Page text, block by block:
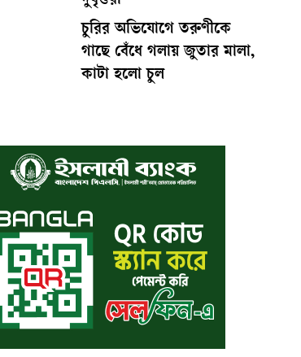
চুরির অভিযোগে তরুণীকে
গাছে বেঁধে গলায় জুতার মালা,
কাটা হলো চুল